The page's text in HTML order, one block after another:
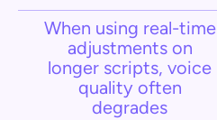
When using real-time
adjustments on
longer scripts, voice
quality often
degrades